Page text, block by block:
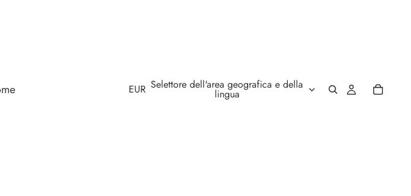
EUR Selettore dell'area geografica e della
lingua